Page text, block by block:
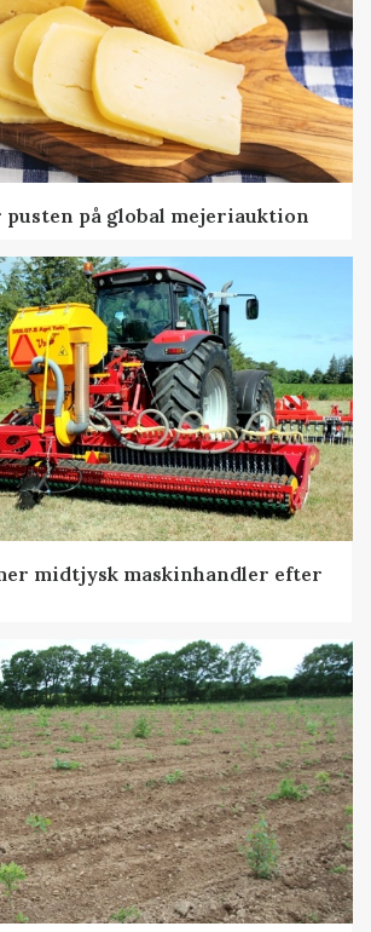
på global mejeriauktion
midtjysk maskinhandler efter